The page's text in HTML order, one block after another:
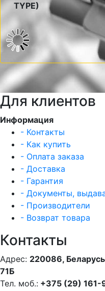
TYPE)
Для клиентов
Информация
- Контакты
- Как купить
- Оплата заказа
- Доставка
- Гарантия
- Документы,
- Производители
- Возврат товара
Контакты
Адрес: 220086,
71Б
Тел. моб.: +375 (29) 161-